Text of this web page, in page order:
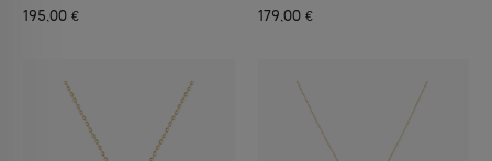
195,00 € 179,00 €